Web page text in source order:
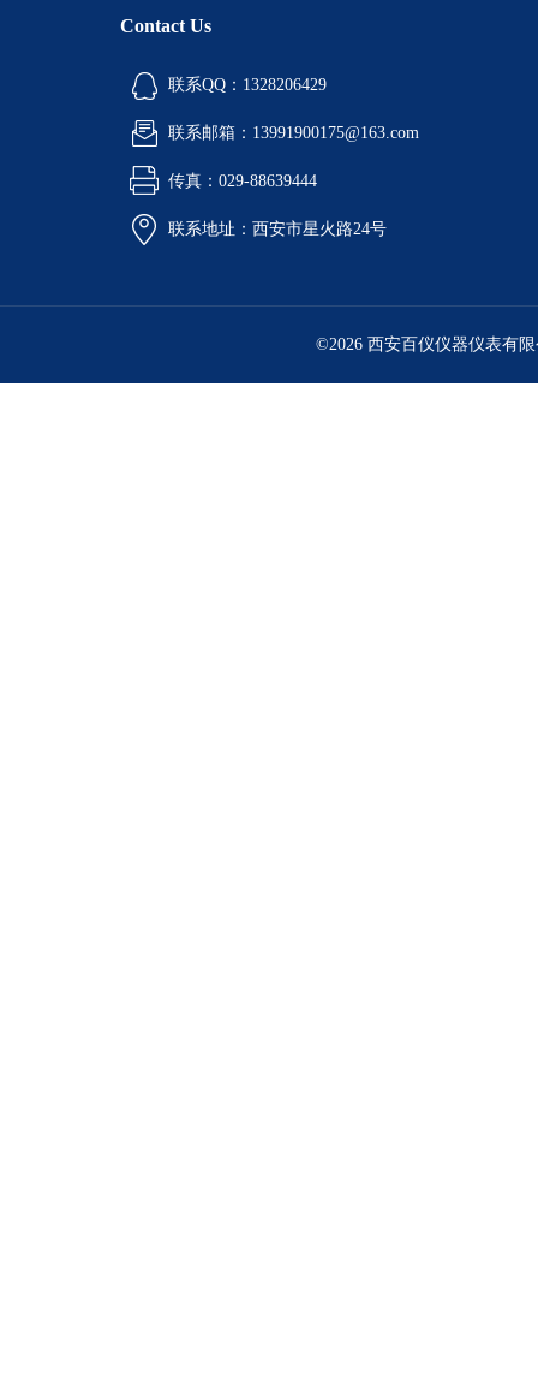
Contact Us
联系QQ：1328206429
联系邮箱：13991900175@163.com
传真：029-88639444
联系地址：西安市星火路24号
©2026 西安百仪仪器仪表有